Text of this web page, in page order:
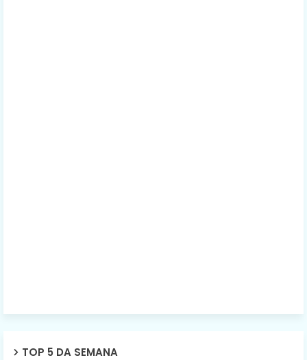
TOP 5 DA SEMANA